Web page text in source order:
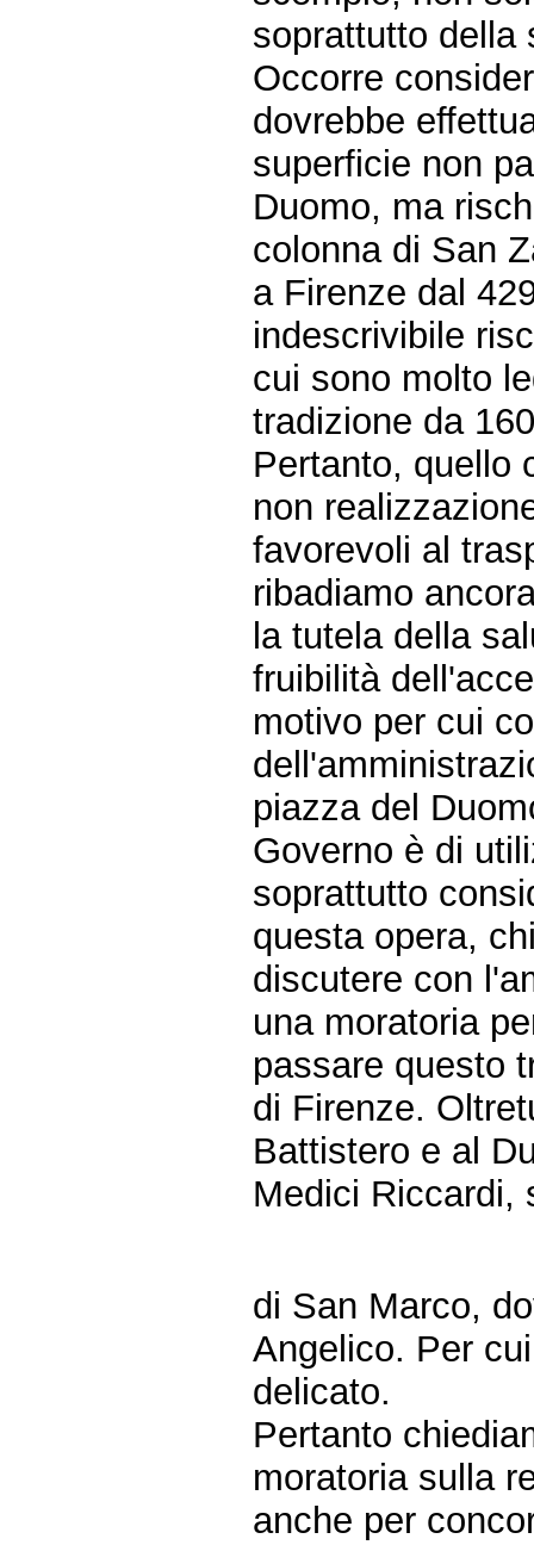
soprattutto della
Occorre
dovrebbe
superficie non
Duomo, ma
colonna di San
a Firenze dal
indescrivibile
cui sono molto
tradizione da
Pertanto, quello
non
favorevoli al
ribadiamo
la tutela della
fruibilità
motivo per cui
piazza del
Governo è di
soprattutto
questa opera,
discutere con
una moratoria
passare questo
di Firenze.
Battistero e al
Medici Riccardi,
di San Marco,
Angelico. Per
delicato.
Pertanto
moratoria sulla
anche per